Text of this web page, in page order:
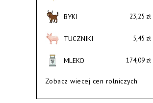
BYKI 23,25 zł
TUCZNIKI 5,45 zł
MLEKO 174,09 zł
Zobacz wiecej cen rolniczych